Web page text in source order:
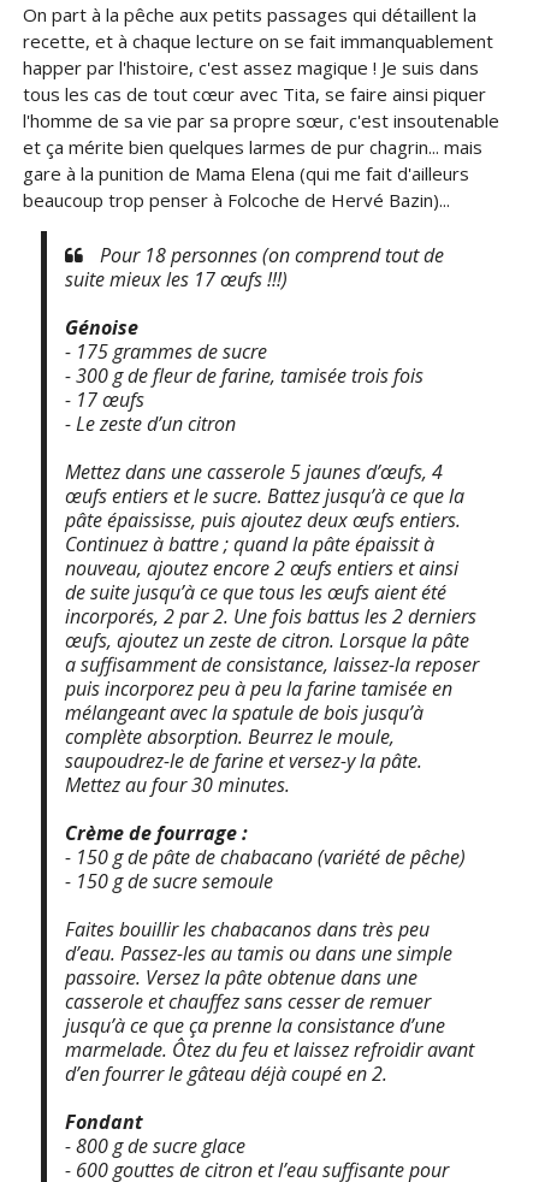
On part à la pêche aux petits passages qui détaillent la
recette, et à chaque lecture on se fait immanquablement
happer par l'histoire, c'est assez magique ! Je suis dans
tous les cas de tout cœur avec Tita, se faire ainsi piquer
l'homme de sa vie par sa propre sœur, c'est insoutenable
et ça mérite bien quelques larmes de pur chagrin... mais
gare à la punition de Mama Elena (qui me fait d'ailleurs
beaucoup trop penser à Folcoche de Hervé Bazin)...
Pour 18 personnes (on comprend tout de
suite mieux les 17 œufs !!!)
Génoise
- 175 grammes de sucre
- 300 g de fleur de farine, tamisée trois fois
- 17 œufs
- Le zeste d’un citron
Mettez dans une casserole 5 jaunes d’œufs, 4
œufs entiers et le sucre. Battez jusqu’à ce que la
pâte épaississe, puis ajoutez deux œufs entiers.
Continuez à battre ; quand la pâte épaissit à
nouveau, ajoutez encore 2 œufs entiers et ainsi
de suite jusqu’à ce que tous les œufs aient été
incorporés, 2 par 2. Une fois battus les 2 derniers
œufs, ajoutez un zeste de citron. Lorsque la pâte
a suffisamment de consistance, laissez-la reposer
puis incorporez peu à peu la farine tamisée en
mélangeant avec la spatule de bois jusqu’à
complète absorption. Beurrez le moule,
saupoudrez-le de farine et versez-y la pâte.
Mettez au four 30 minutes.
Crème de fourrage :
- 150 g de pâte de chabacano (variété de pêche)
- 150 g de sucre semoule
Faites bouillir les chabacanos dans très peu
d’eau. Passez-les au tamis ou dans une simple
passoire. Versez la pâte obtenue dans une
casserole et chauffez sans cesser de remuer
jusqu’à ce que ça prenne la consistance d’une
marmelade. Ôtez du feu et laissez refroidir avant
d’en fourrer le gâteau déjà coupé en 2.
Fondant
- 800 g de sucre glace
- 600 gouttes de citron et l’eau suffisante pour